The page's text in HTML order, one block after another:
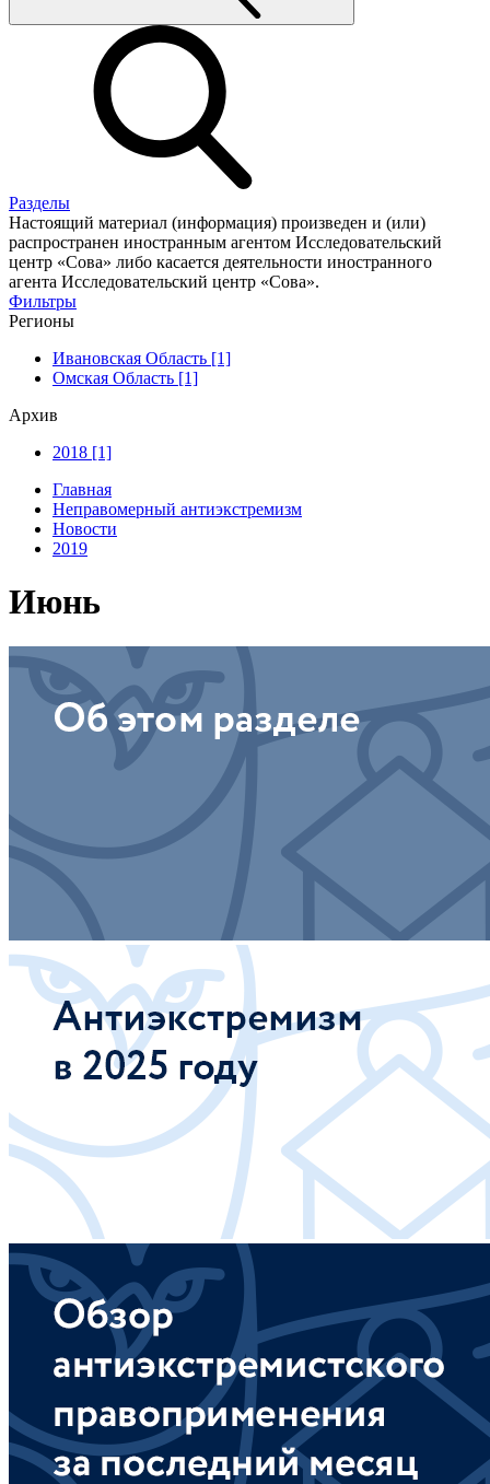
Разделы
Настоящий материал (информация) произведен и (или)
распространен иностранным агентом Исследовательский
центр «Сова» либо касается деятельности иностранного
агента Исследовательский центр «Сова».
Фильтры
Регионы
Ивановская Область [1]
Омская Область [1]
Архив
2018 [1]
Главная
Неправомерный антиэкстремизм
Новости
2019
Июнь